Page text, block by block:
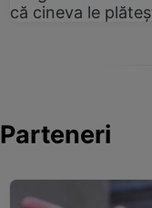
că cineva le
Parteneri